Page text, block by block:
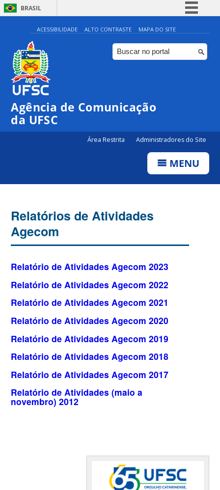
BRASIL
Simplifique!
Comunica BR
Participe
Canais
ACESSIBILIDADE ALTO CONTRASTE MAPA DO SITE
Agência de Comunicação
da UFSC
Área Restrita Administradores do Site
MENU
Relatórios de Atividades
Agecom
Relatório de Atividades Agecom 2023
Relatório de Atividades Agecom 2022
Relatório de Atividades Agecom 2021
Relatório de Atividades Agecom 2020
Relatório de Atividades Agecom 2019
Relatório de Atividades Agecom 2018
Relatório de Atividades Agecom 2017
Relatório de Atividades (maio a
novembro) 2012